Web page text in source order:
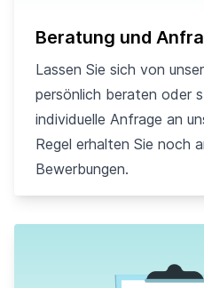
Beratung und
Lassen Sie sich von
persönlich beraten oder
individuelle Anfrage an
Regel erhalten Sie noch
Bewerbungen.